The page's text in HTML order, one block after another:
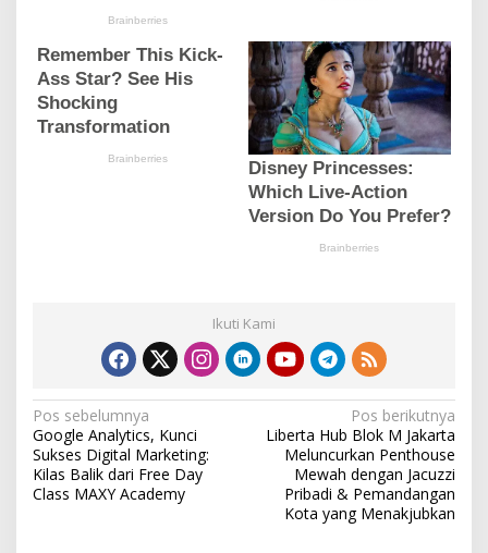
Ikuti Kami
N
a
v
i
Pos sebelumnya
Google Analytics, Kunci
Sukses Digital Marketing:
Kilas Balik dari Free Day
Class MAXY Academy
Pos berikutnya
Liberta Hub Blok M Jakarta
Meluncurkan Penthouse
Mewah dengan Jacuzzi
Pribadi & Pemandangan
Kota yang Menakjubkan